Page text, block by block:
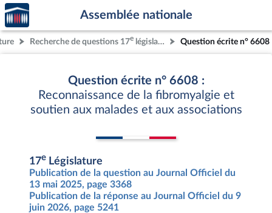
Aller au contenu
Aller en bas de la page
Accèder
à la
page
d'accueil
Assemblée nationale
Recherche de questions 17e législature Question écrite n° 6608
Question écrite n° 6608 :
Reconnaissance de la fibromyalgie et
soutien aux malades et aux associations
17e Législature
Publication de la question au Journal Officiel du
13 mai 2025, page 3368
Publication de la réponse au Journal Officiel du 9
juin 2026, page 5241